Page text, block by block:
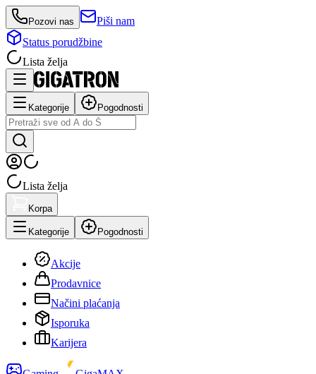
Pozovi nas
Piši nam
Status porudžbine
Lista želja
Kategorije Pogodnosti
Lista želja
Korpa
Kategorije Pogodnosti
Akcije
Prodavnice
Načini plaćanja
Isporuka
Karijera